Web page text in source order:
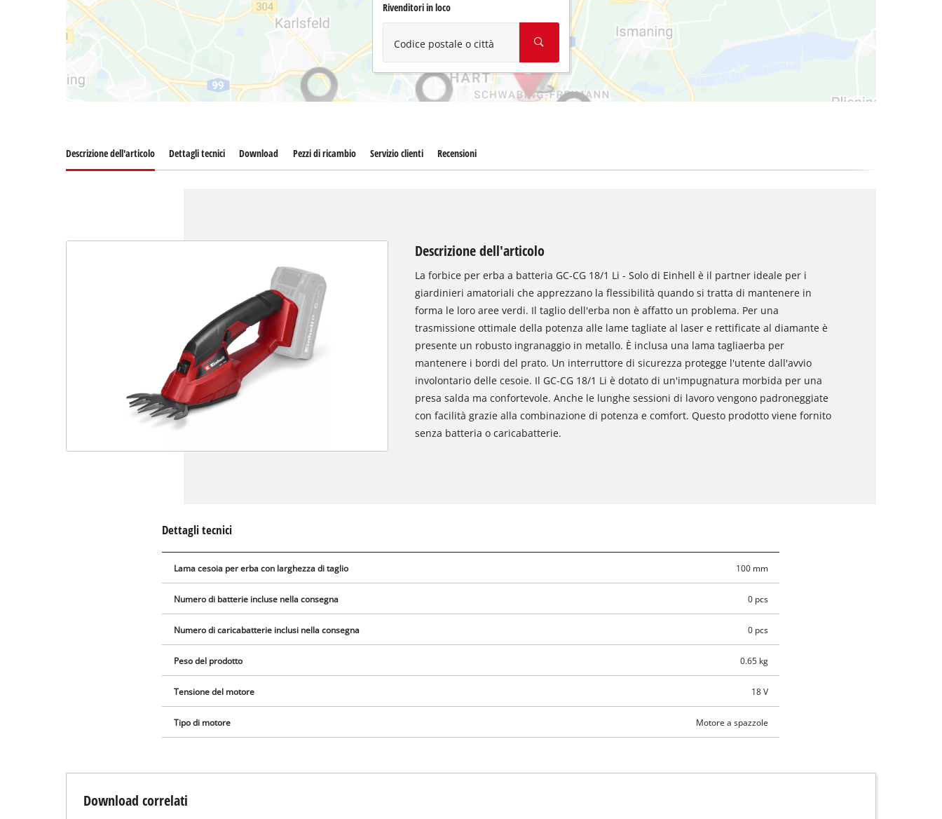
Rivenditori in loco
Codice postale o città
Descrizione dell'articolo Dettagli tecnici Download Pezzi di ricambio Servizio clienti Recensioni
Descrizione dell'articolo
La forbice per erba a batteria GC-CG 18/1 Li - Solo di Einhell è il partner ideale per i
giardinieri amatoriali che apprezzano la flessibilità quando si tratta di mantenere in
forma le loro aree verdi. Il taglio dell'erba non è affatto un problema. Per una
trasmissione ottimale della potenza alle lame tagliate al laser e rettificate al diamante è
presente un robusto ingranaggio in metallo. È inclusa una lama tagliaerba per
mantenere i bordi del prato. Un interruttore di sicurezza protegge l'utente dall'avvio
involontario delle cesoie. Il GC-CG 18/1 Li è dotato di un'impugnatura morbida per una
presa salda ma confortevole. Anche le lunghe sessioni di lavoro vengono padroneggiate
con facilità grazie alla combinazione di potenza e comfort. Questo prodotto viene fornito
senza batteria o caricabatterie.
Dettagli tecnici
Lama cesoia per erba con larghezza di taglio 100 mm
Numero di batterie incluse nella consegna 0 pcs
Numero di caricabatterie inclusi nella consegna 0 pcs
Peso del prodotto 0.65 kg
Tensione del motore 18 V
Tipo di motore Motore a spazzole
Download correlati